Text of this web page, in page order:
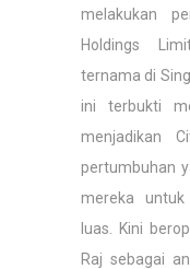
melakukan
Holdings
ternama di
ini terbukti
menjadikan
pertumbuhan
mereka untuk
luas. Kini
Raj sebagai